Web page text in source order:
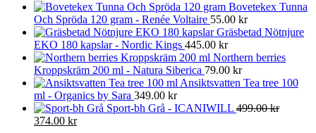
Bovetekex Tunna
Och Spröda 120 gram - Renée Voltaire 55.00 kr
Gräsbetad Nötnjure
EKO 180 kapslar - Nordic Kings 445.00 kr
Northern berries
Kroppskräm 200 ml - Natura Siberica 79.00 kr
Ansiktsvatten Tea tree 100
ml - Organics by Sara 349.00 kr
Sport-bh Grå - ICANIWILL 499.00kr
Det
374.00 krDet